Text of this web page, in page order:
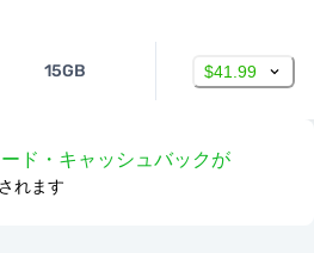
15GB $41.99
ド・キャッシュバックが
れます